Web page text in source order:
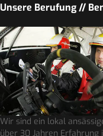
Unsere Berufung //
Wir sind ein lokal
über 30 Jahren Erfahrung